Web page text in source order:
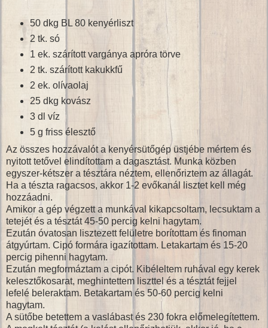
50 dkg BL 80 kenyérliszt
2 tk. só
1 ek. szárított vargánya apróra törve
2 tk. szárított kakukkfű
2 ek. olívaolaj
25 dkg kovász
3 dl víz
5 g friss élesztő
Az összes hozzávalót a kenyérsütőgép üstjébe mértem és
nyitott tetővel elindítottam a dagasztást. Munka közben
egyszer-kétszer a tésztára néztem, ellenőriztem az állagát.
Ha a tészta ragacsos, akkor 1-2 evőkanál lisztet kell még
hozzáadni.
Amikor a gép végzett a munkával kikapcsoltam, lecsuktam a
tetejét és a tésztát 45-50 percig kelni hagytam.
Ezután óvatosan lisztezett felületre borítottam és finoman
átgyúrtam. Cipó formára igazítottam. Letakartam és 15-20
percig pihenni hagytam.
Ezután megformáztam a cipót. Kibéleltem ruhával egy kerek
kelesztőkosarat, meghintettem liszttel és a tésztát fejjel
lefelé beleraktam. Betakartam és 50-60 percig kelni
hagytam.
A sütőbe betettem a vaslábast és 230 fokra előmelegítettem.